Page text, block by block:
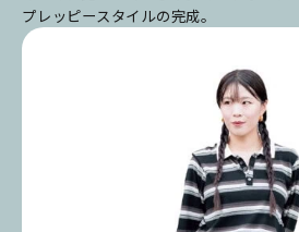
プレッピースタイルの完成。